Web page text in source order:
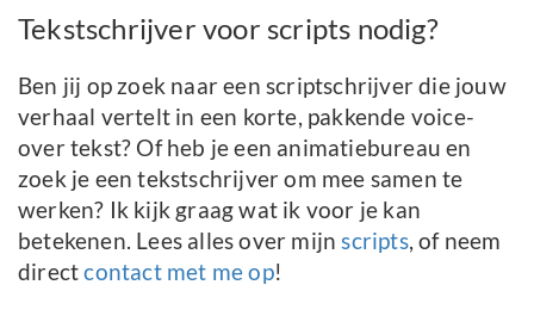
Tekstschrijver voor scripts nodig?
Ben jij op zoek naar een scriptschrijver die jouw
verhaal vertelt in een korte, pakkende voice-
over tekst? Of heb je een animatiebureau en
zoek je een tekstschrijver om mee samen te
werken? Ik kijk graag wat ik voor je kan
betekenen. Lees alles over mijnscripts, of neem
directcontact met me op!